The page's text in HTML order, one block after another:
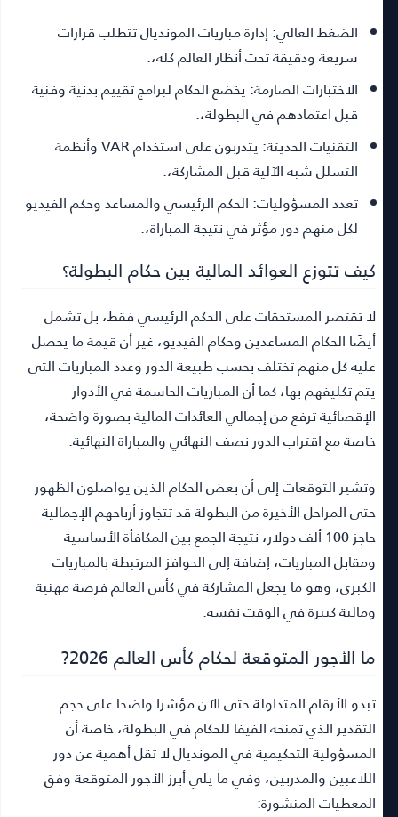
الضغط العالي:إدارة مباريات المونديال تتطلب قرارات
سريعة ودقيقة تحت أنظار العالم كله،.
الاختبارات الصارمة:يخضع الحكام لبرامج تقييم بدنية وفنية
قبل اعتمادهم في البطولة،.
التقنيات الحديثة:
يتدربون على استخدام VAR وأنظمة
التسلل شبه الآلية قبل المشاركة،.
تعدد المسؤوليات:الحكم الرئيسي والمساعد وحكم الفيديو
لكل منهم دور مؤثر في نتيجة المباراة،.
كيف تتوزع العوائد المالية بين حكام البطولة؟
لا تقتصر المستحقات على الحكم الرئيسي فقط، بل تشمل
أيضًا الحكام المساعدين وحكام الفيديو، غير أن قيمة ما يحصل
عليه كل منهم تختلف بحسب طبيعة الدور وعدد المباريات التي
يتم تكليفهم بها، كما أن المباريات الحاسمة في الأدوار
الإقصائية ترفع من إجمالي العائدات المالية بصورة واضحة،
خاصة مع اقتراب الدور نصف النهائي والمباراة النهائية.
وتشير التوقعات إلى أن بعض الحكام الذين يواصلون الظهور
حتى المراحل الأخيرة من البطولة قد تتجاوز أرباحهم الإجمالية
حاجز 100 ألف دولار، نتيجة الجمع بين المكافأة الأساسية
ومقابل المباريات، إضافة إلى الحوافز المرتبطة بالمباريات
الكبرى، وهو ما يجعل المشاركة في كأس العالم فرصة مهنية
ومالية كبيرة في الوقت نفسه.
ما الأجور المتوقعة لحكام كأس العالم 2026?
تبدو الأرقام المتداولة حتى الآن مؤشرا واضحا على حجم
التقدير الذي تمنحه الفيفا للحكام في البطولة، خاصة أن
المسؤولية التحكيمية في المونديال لا تقل أهمية عن دور
اللاعبين والمدربين، وفي ما يلي أبرز الأجور المتوقعة وفق
المعطيات المنشورة: